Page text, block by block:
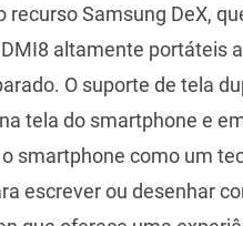
Samsung DeX,
altamente portáteis
O suporte de tela
tela do smartphone e
smartphone como um
escrever ou desenhar